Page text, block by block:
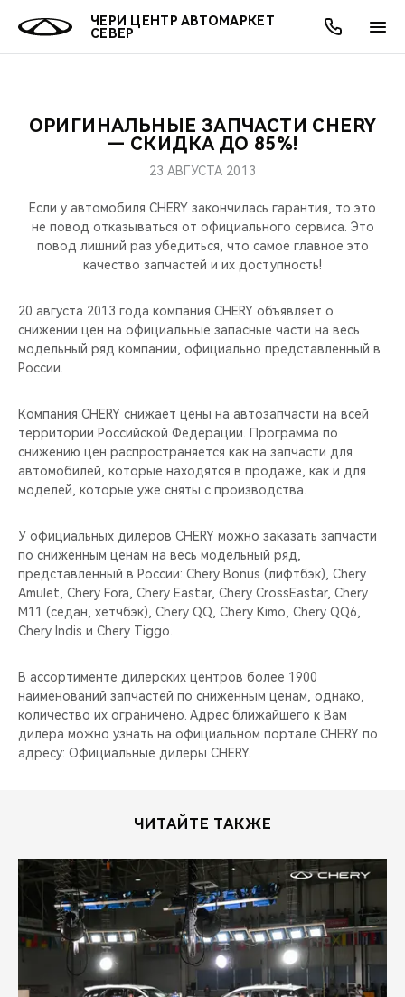
ЧЕРИ ЦЕНТР АВТОМАРКЕТ
СЕВЕР
МОДЕЛИ
КРОССОВЕРЫ
НОВИНКИ
ПОКУПАТЕЛЯМ
КРЕДИТ И СТРАХОВАНИЕ
ВЛАДЕЛЬЦАМ
ЗАПЧАСТИ И АКСЕССУАРЫ
ПОДДЕРЖКА
CHERY CONNECT
МИР CHERY
О БРЕНДЕ
CHERY В СОЦСЕТЯХ
ЛЮДИ CHERY
БЛАГОТВОРИТЕЛЬНОСТЬ
CHERY REMOTE
CHERY И СПОРТ
НАШИ МЕРОПРИЯТИЯ
ВИДЕООБЗОРЫ
CHERY ДЛЯ ДЕТЕЙ
АКЦИИ
ОНЛАЙН СЕРВИСЫ
КРЕДИТ
О КОМПАНИИ
МЫ В СОЦСЕТЯХ
ОРИГИНАЛЬНЫЕ ЗАПЧАСТИ CHERY
— СКИДКА ДО 85%!
23 АВГУСТА 2013
Если у автомобиля CHERY закончилась гарантия, то это
не повод отказываться от официального сервиса. Это
повод лишний раз убедиться, что самое главное это
качество запчастей и их доступность!
20 августа 2013 года компания CHERY объявляет о
снижении цен на официальные запасные части на весь
модельный ряд компании, официально представленный в
России.
Компания CHERY снижает цены на автозапчасти на всей
территории Российской Федерации. Программа по
снижению цен распространяется как на запчасти для
автомобилей, которые находятся в продаже, как и для
моделей, которые уже сняты с производства.
У официальных дилеров CHERY можно заказать запчасти
по сниженным ценам на весь модельный ряд,
представленный в России: Chery Bonus (лифтбэк), Chery
Amulet, Chery Fora, Chery Eastar, Chery CrossEastar, Chery
M11 (седан, хетчбэк), Chery QQ, Chery Kimo, Chery QQ6,
Chery Indis и Chery Tiggo.
В ассортименте дилерских центров более 1900
наименований запчастей по сниженным ценам, однако,
количество их ограничено. Адрес ближайшего к Вам
дилера можно узнать на официальном портале CHERY по
адресу: Официальные дилеры CHERY.
ЧИТАЙТЕ ТАКЖЕ